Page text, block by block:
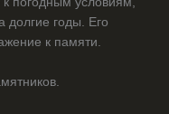
долгие годы. Его
к памяти.